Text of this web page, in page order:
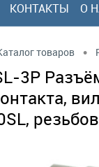
КОНТАКТЫ О
товаров •
3P